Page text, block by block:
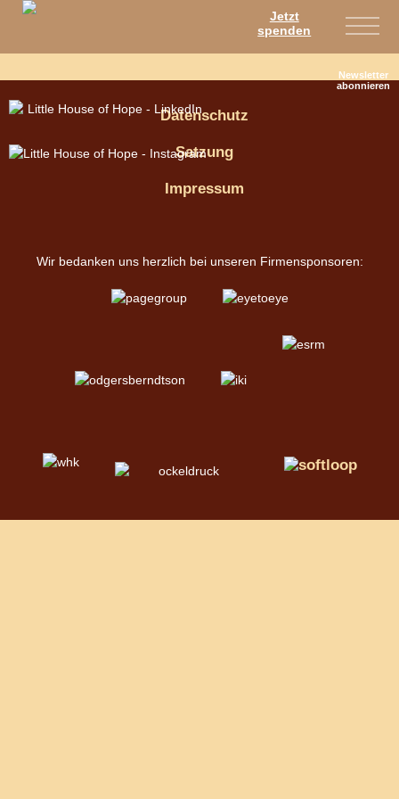
Jetzt
spenden
Datenschutz
Satzung
Impressum
Wir bedanken uns herzlich bei unseren Firmensponsoren:
Newsletter
abonnieren